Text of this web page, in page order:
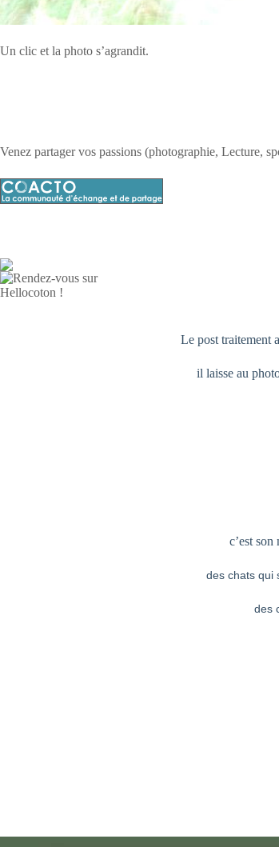
Un clic et la photo s’agrandit.
Venez partager vos passions (photographie, Lecture,
Le post traitement
il laisse au
c’est
des chats qui
des